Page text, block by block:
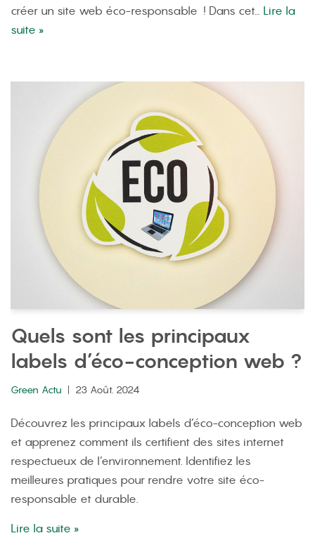
créer un site web éco-responsable ! Dans cet… Lire la
suite »
Quels sont les principaux
labels d’éco-conception web ?
Green Actu 23 Août. 2024
Découvrez les principaux labels d’éco-conception web
et apprenez comment ils certifient des sites internet
respectueux de l’environnement. Identifiez les
meilleures pratiques pour rendre votre site éco-
responsable et durable.
Lire la suite »